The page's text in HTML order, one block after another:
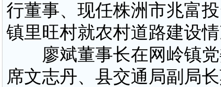
行董事、现任株洲市兆富
镇里旺村就农村道路建设
廖斌董事长在网岭镇党
席文志丹、县交通局副局